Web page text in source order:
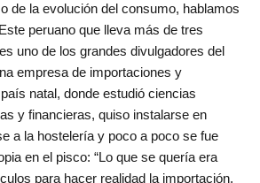
de la evolución del consumo, hablamos
peruano que lleva más de tres
uno de los grandes divulgadores del
empresa de importaciones y
natal, donde estudió ciencias
y financieras, quiso instalarse en
a la hostelería y poco a poco se fue
en el pisco: “Lo que se quería era
para hacer realidad la importación.